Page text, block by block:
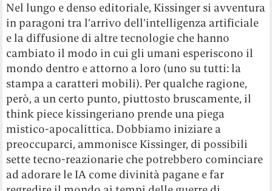
Nel lungo e denso editoriale, Kissinger si avventura
in paragoni tra l’arrivo dell’intelligenza artificiale
e la diffusione di altre tecnologie che hanno
cambiato il modo in cui gli umani esperiscono il
mondo dentro e attorno a loro (uno su tutti: la
stampa a caratteri mobili). Per qualche ragione,
però, a un certo punto, piuttosto bruscamente, il
think piece kissingeriano prende una piega
mistico-apocalittica. Dobbiamo iniziare a
preoccuparci, ammonisce Kissinger, di possibili
sette tecno-reazionarie che potrebbero cominciare
ad adorare le IA come divinità pagane e far